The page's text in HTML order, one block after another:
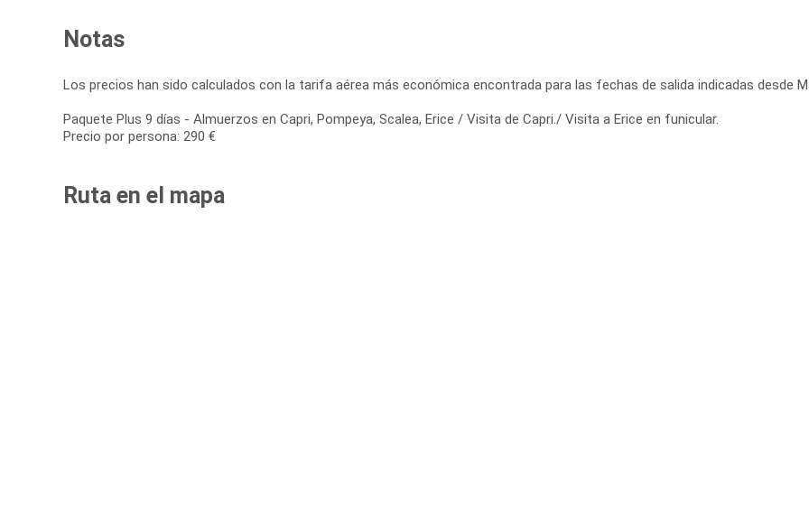
Notas
Los precios han sido calculados con la tarifa aérea más económica encontrada para las fechas de salida indicadas desde
Paquete Plus 9 días - Almuerzos en Capri, Pompeya, Scalea, Erice / Visita de Capri./ Visita a Erice en funicular.
Precio por persona: 290 €
Ruta en el mapa